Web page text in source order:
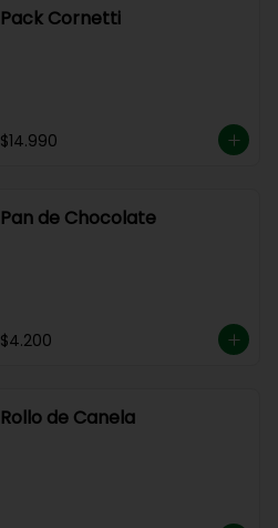
Pack Cornetti
$14.990
Pan de Chocolate
$4.200
Rollo de Canela